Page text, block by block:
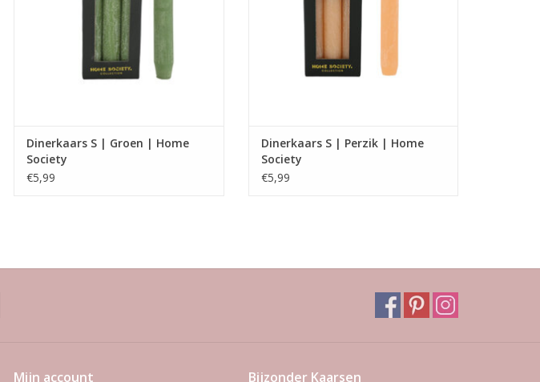
Dinerkaars S | Groen | Home
Society
€5,99
Dinerkaars S | Perzik | Home
Society
€5,99
Mijn account Bijzonder Kaarsen